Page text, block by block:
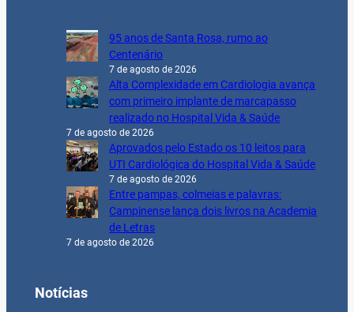
Centenário
7 de agosto de 2026
Alta Complexidade em Cardiologia avança
com primeiro implante de marcapasso
realizado no Hospital Vida & Saúde
7 de agosto de 2026
Aprovados pelo Estado os 10 leitos para
UTI Cardiológica do Hospital Vida & Saúde
7 de agosto de 2026
Entre pampas, colmeias e palavras:
Campinense lança dois livros na Academia
de Letras
7 de agosto de 2026
Notícias